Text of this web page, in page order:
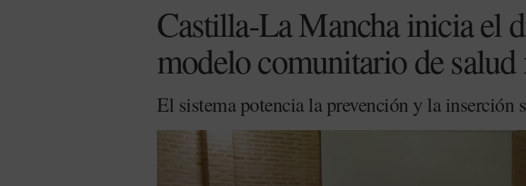
Castilla-La Mancha inicia el
modelo comunitario de salud
El sistema potencia la prevención y la inserción